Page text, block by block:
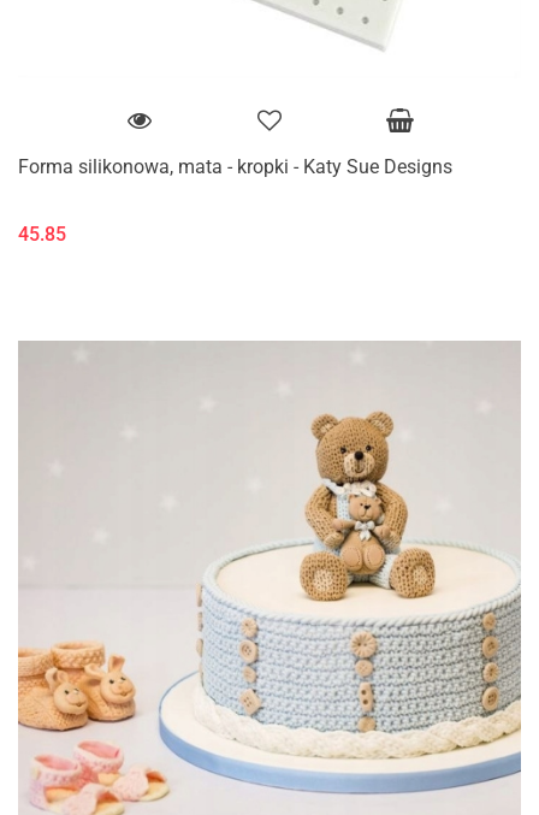
Forma silikonowa, mata - kropki - Katy Sue Designs
45.85